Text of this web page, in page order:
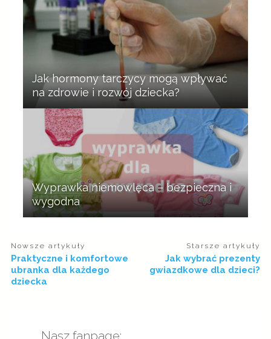
Jak hormony tarczycy mogą wpływać
na zdrowie i rozwój dziecka?
Wyprawka niemowlęca – bezpieczna i
wygodna
Nowsze artykuły
Praktyczne i komfortowe
ubranka dla każdego
dziecka
Starsze artykuły
Jak wybrać prezenty
gwiazdkowe dla dzieci?
Nasz fanpage: